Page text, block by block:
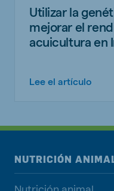
Utilizar la
mejorar el
acuicultura en
Lee el artículo
NUTRICIÓN
Nutrición animal